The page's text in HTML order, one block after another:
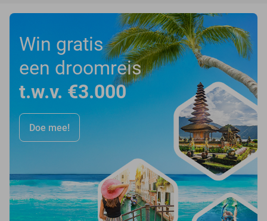
Win gratis
een droomreis
t.w.v. €3.000
Doe mee!